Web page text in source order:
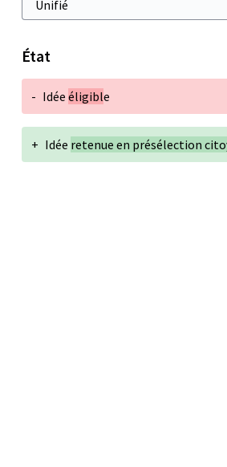
État
- Idée éligible
+ Idée retenue en présélection